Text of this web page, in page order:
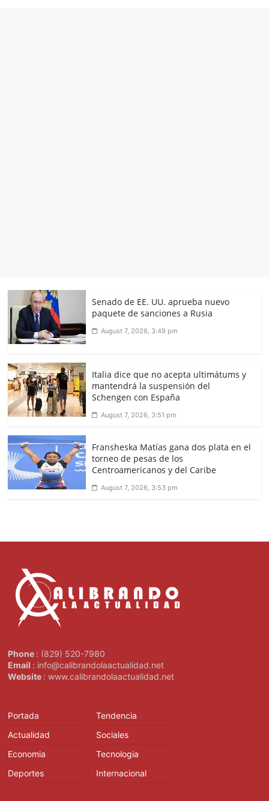
Senado de EE. UU. aprueba nuevo
paquete de sanciones a Rusia
August 7, 2026, 3:49 pm
Italia dice que no acepta ultimátums y
mantendrá la suspensión del
Schengen con España
August 7, 2026, 3:51 pm
Fransheska Matías gana dos plata en el
torneo de pesas de los
Centroamericanos y del Caribe
August 7, 2026, 3:53 pm
Phone : (829) 520-7980
Email : info@calibrandolaactualidad.net
Website : www.calibrandolaactualidad.net
Portada
Actualidad
Economia
Deportes
Tendencia
Sociales
Tecnologia
Internacional